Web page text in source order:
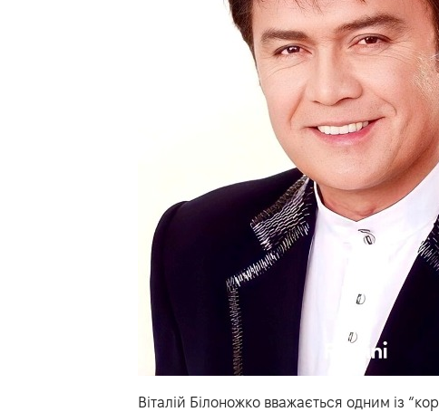
Віталій Білоножко вважається одним із